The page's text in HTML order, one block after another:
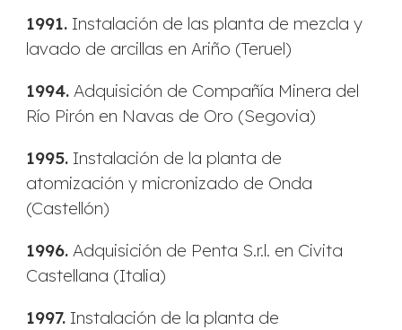
1991.Instalación de las planta de mezcla y
lavado de arcillas en Ariño (Teruel)
1994.Adquisición de Compañía Minera del
Río Pirón en Navas de Oro (Segovia)
1995.Instalación de la planta de
atomización y micronizado de Onda
(Castellón)
1996.Adquisición de Penta S.r.l. en Civita
Castellana (Italia)
1997.Instalación de la planta de